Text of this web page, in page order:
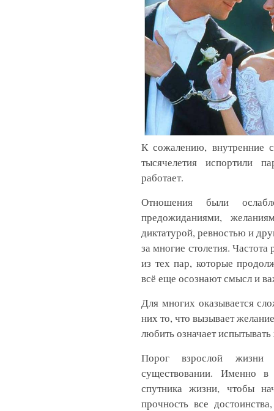
К сожалению, внутренние
тысячелетия испортили
работает.
Отношения были
предожиданиями,
диктатурой, ревностью и
за многие столетия.
из тех пар, которые
всё еще осознают смысл и
Для многих оказывается
них то, что вызывает
любить означает
Порог взрослой
существовании. Именно
спутника жизни, чтобы
прочность все